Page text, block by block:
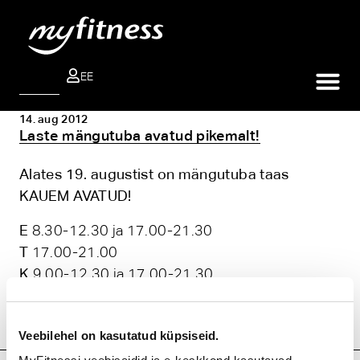
Veebilehel on kasutatud küpsiseid.
EE
Laste mängutuba avatud pikemalt!
14. aug 2012
Alates 19. augustist on mängutuba taas
KAUEM AVATUD!
E 8.30-12.30 ja 17.00-21.30
T 17.00-21.00
K 9.00-12.30 ja 17.00-21.30
L10.30-14.30